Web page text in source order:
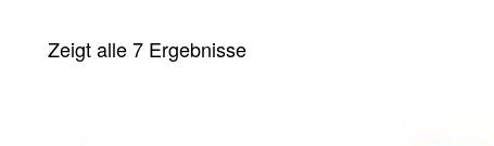
Zeigt alle 7 Ergebnisse